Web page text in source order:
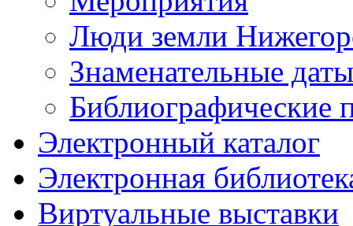
Люди земли
Знаменательные
Библиографические
Электронный каталог
Электронная
Виртуальные выставки